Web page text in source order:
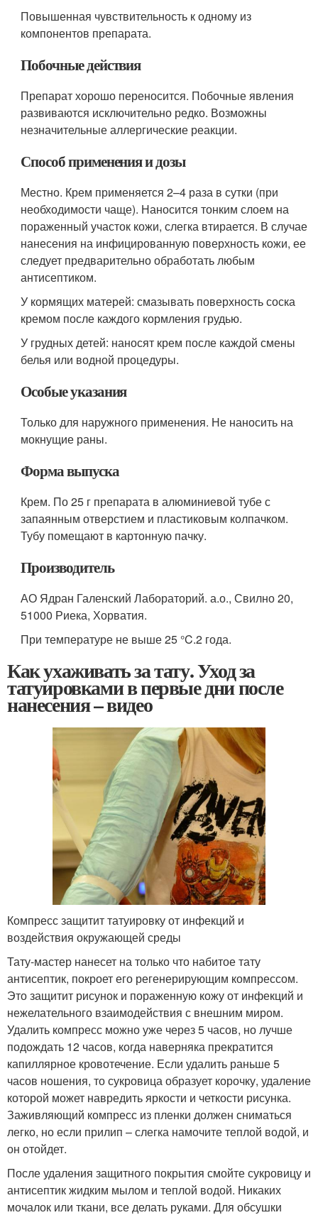
Повышенная чувствительность к одному из
компонентов препарата.
Побочные действия
Препарат хорошо переносится. Побочные явления
развиваются исключительно редко. Возможны
незначительные аллергические реакции.
Способ применения и дозы
Местно. Крем применяется 2–4 раза в сутки (при
необходимости чаще). Наносится тонким слоем на
пораженный участок кожи, слегка втирается. В случае
нанесения на инфицированную поверхность кожи, ее
следует предварительно обработать любым
антисептиком.
У кормящих матерей: смазывать поверхность соска
кремом после каждого кормления грудью.
У грудных детей: наносят крем после каждой смены
белья или водной процедуры.
Особые указания
Только для наружного применения. Не наносить на
мокнущие раны.
Форма выпуска
Крем. По 25 г препарата в алюминиевой тубе с
запаянным отверстием и пластиковым колпачком.
Тубу помещают в картонную пачку.
Производитель
АО Ядран Галенский Лабораторий. а.о., Свилно 20,
51000 Риека, Хорватия.
При температуре не выше 25 °C.2 года.
Как ухаживать за тату. Уход за
татуировками в первые дни после
нанесения – видео
Компресс защитит татуировку от инфекций и
воздействия окружающей среды
Тату-мастер нанесет на только что набитое тату
антисептик, покроет его регенерирующим компрессом.
Это защитит рисунок и пораженную кожу от инфекций и
нежелательного взаимодействия с внешним миром.
Удалить компресс можно уже через 5 часов, но лучше
подождать 12 часов, когда наверняка прекратится
капиллярное кровотечение. Если удалить раньше 5
часов ношения, то сукровица образует корочку, удаление
которой может навредить яркости и четкости рисунка.
Заживляющий компресс из пленки должен сниматься
легко, но если прилип – слегка намочите теплой водой, и
он отойдет.
После удаления защитного покрытия смойте сукровицу и
антисептик жидким мылом и теплой водой. Никаких
мочалок или ткани, все делать руками. Для обсушки